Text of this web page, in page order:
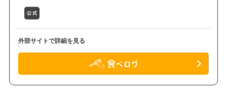
外部サイトで詳細を見る